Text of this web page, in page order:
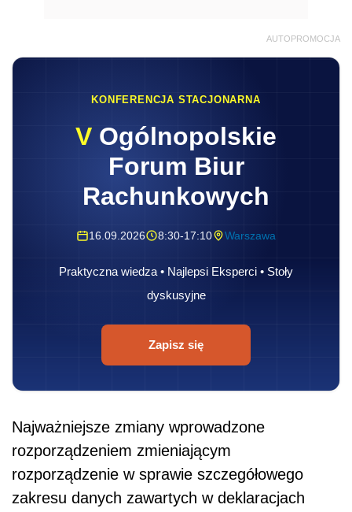
AUTOPROMOCJA
KONFERENCJA STACJONARNA
V Ogólnopolskie
Forum Biur
Rachunkowych
16.09.2026 8:30-17:10 Warszawa
Praktyczna wiedza • Najlepsi Eksperci • Stoły
dyskusyjne
Zapisz się
Najważniejsze zmiany wprowadzone
rozporządzeniem zmieniającym
rozporządzenie w sprawie szczegółowego
zakresu danych zawartych w deklaracjach